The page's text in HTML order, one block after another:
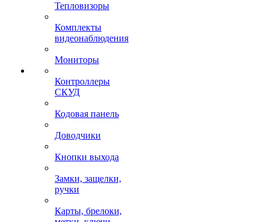
Тепловизоры
Комплекты
видеонаблюдения
Мониторы
Контроллеры
СКУД
Кодовая панель
Доводчики
Кнопки выхода
Замки, защелки,
ручки
Карты, брелоки,